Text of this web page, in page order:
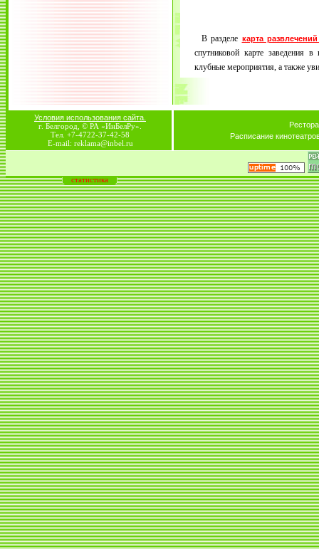
В разделе карта
спутниковой карте заведения
клубные мероприятия, а также
Условия использования сайта.
г. Белгород, © РА «ИнБелРу».
Тел. +7-4722-37-42-58
E-mail: reklama@inbel.ru
Расписание
статистика